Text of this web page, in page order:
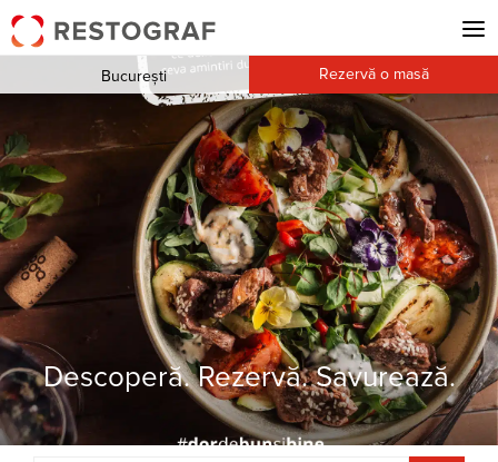
Descoperă. Rezervă. Savurează.
București Rezervă o masă